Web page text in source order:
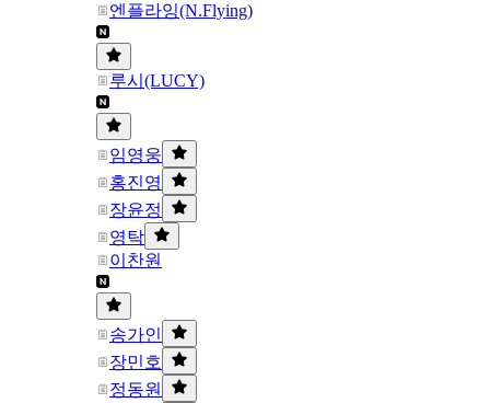
엔플라잉(N.Flying)
루시(LUCY)
임영웅
홍진영
장윤정
영탁
이찬원
송가인
장민호
정동원